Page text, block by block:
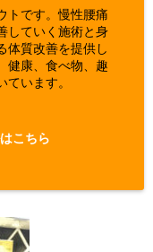
トです。慢性腰痛
していく施術と身
体質改善を提供し
健康、食べ物、趣
います。
こちら